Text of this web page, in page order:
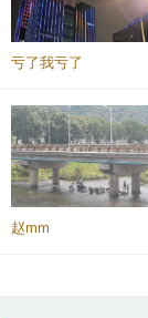
亏了我亏了
赵mm